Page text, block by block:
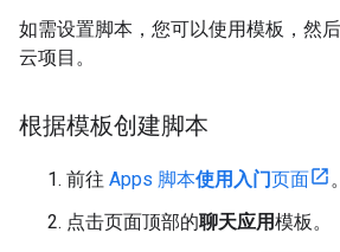
如需设置脚本，您可以使用模板，然
云项目。
根据模板创建脚本
前往 Apps 脚本使用入门页面
。
点击页面顶部的聊天应用模板。